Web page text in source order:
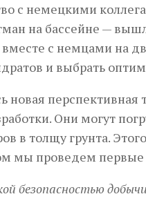
с немецкими
на бассейне —
с немцами на
и выбрать
Они могут
в толщу грунта.
мы проведем
безопасностью